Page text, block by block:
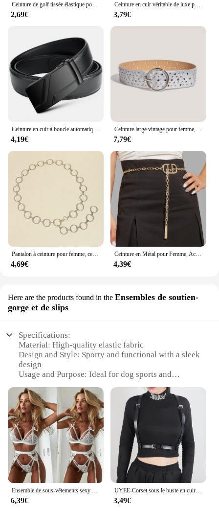
2,69€
Ceinture en cuir véritable de luxe pour hommes, sangle en métal, automatique, marque, environnement d'affaires, style célèbre, livraison directe
3,79€
4,19€ 7,79€
4,69€
Ceinture en Métal pour Femme, Accessoire de Décoration, Marque de Luxe, Nouvelle Collection 2024
4,39€
Here are the products found in the Ensembles de soutien-
gorge et de slips
Specifications:
Material: High-quality elastic fabric
Design and Style: Sporty and functional with a sleek
design
Usage and Purpose: Ideal for dog sports and
Performance and Property: Durable and comfortable
for extended wear
Shape or Size or Weight or Quantity: Available in
multiple sizes to fit various dog breeds
Parts and Accessories: Includes a matching bra and
slip set
Features:
|Wholesale|
**Optimized Comfort and Fit**
The ceinture cani sport sets are designed with your
6,39€
UYEE-Corset sous le buste en cuir PU avec sangle pour femme, haut punk, ceinture SFP, soutien-gorge, tenue rave, porte-jarretelles, accessoires rock
3,49€